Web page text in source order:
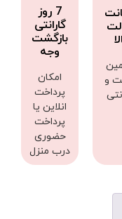
و
7 روز
گارانتی
بازگشت
وجه
امکان
پرداخت
انلاین یا
پرداخت
حضوری
درب منزل